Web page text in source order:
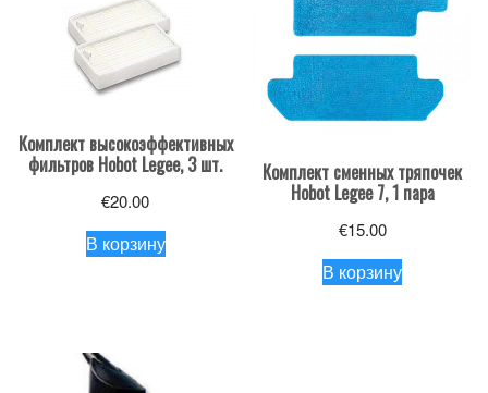
Комплект высокоэффективных
фильтров Hobot Legee, 3 шт.
€20.00
В корзину
Комплект сменных тряпочек
Hobot Legee 7, 1 пара
€15.00
В корзину